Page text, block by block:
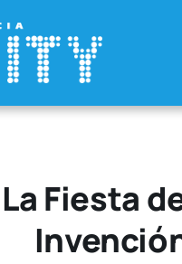
La Fiesta